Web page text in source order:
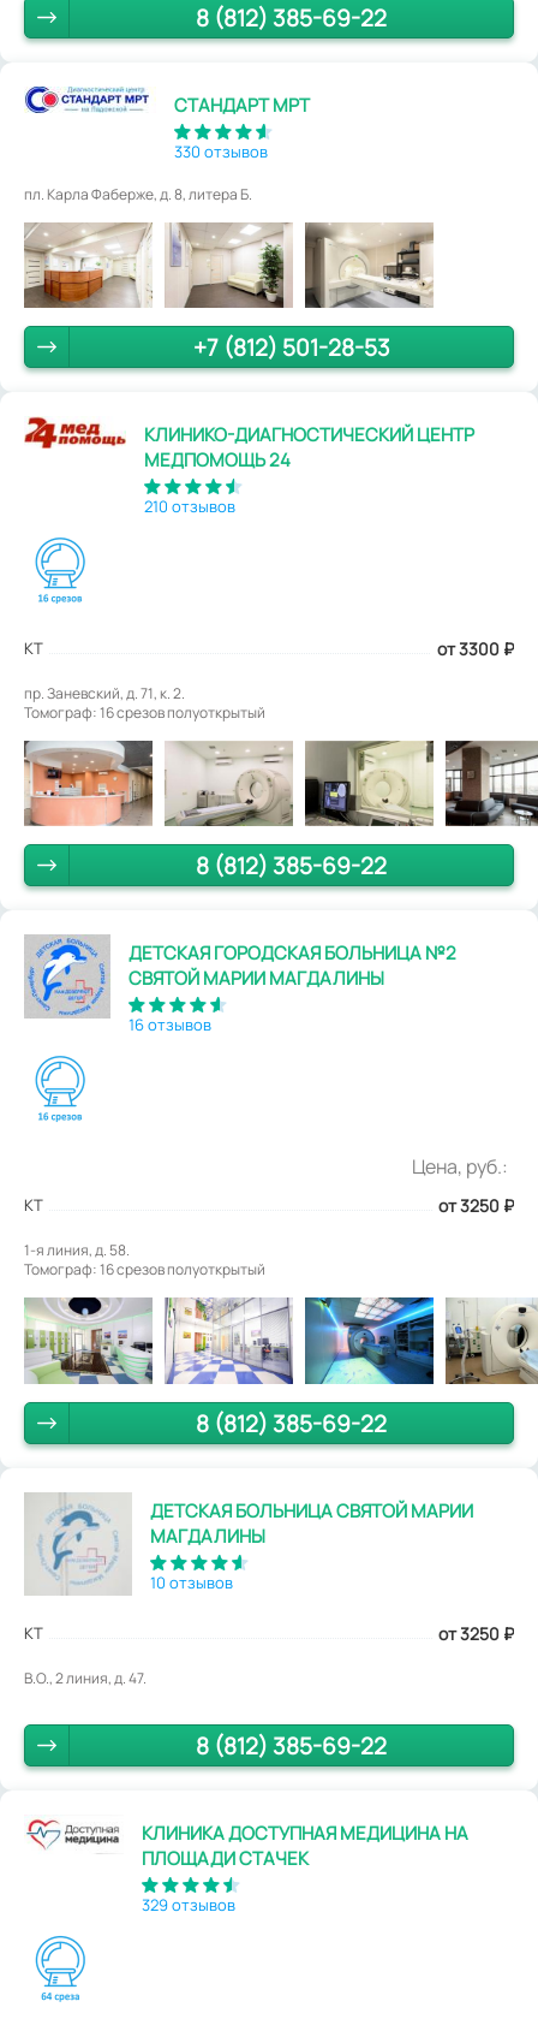
8 (812) 385-69-22
СТАНДАРТ МРТ
330 отзывов
пл. Карла Фаберже, д. 8, литера Б.
+7 (812) 501-28-53
КЛИНИКО-ДИАГНОСТИЧЕСКИЙ ЦЕНТР
МЕДПОМОЩЬ 24
210 отзывов
КТ от 3300 ₽
пр. Заневский, д. 71, к. 2.
Томограф: 16 срезов полуоткрытый
8 (812) 385-69-22
ДЕТСКАЯ ГОРОДСКАЯ БОЛЬНИЦА №2
СВЯТОЙ МАРИИ МАГДАЛИНЫ
16 отзывов
Цена, руб.:
КТ от 3250 ₽
1-я линия, д. 58.
Томограф: 16 срезов полуоткрытый
8 (812) 385-69-22
ДЕТСКАЯ БОЛЬНИЦА СВЯТОЙ МАРИИ
МАГДАЛИНЫ
10 отзывов
КТ от 3250 ₽
В.О., 2 линия, д. 47.
8 (812) 385-69-22
КЛИНИКА ДОСТУПНАЯ МЕДИЦИНА НА
ПЛОЩАДИ СТАЧЕК
329 отзывов